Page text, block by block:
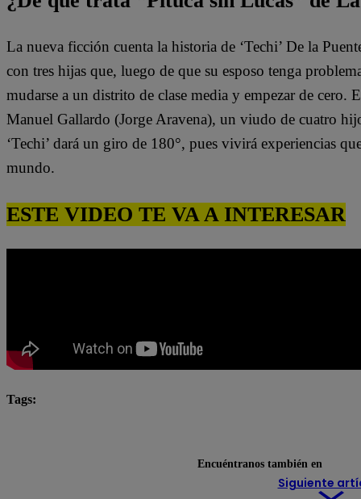
La nueva ficción cuenta la historia de ‘Techi’ De la
con tres hijas que, luego de que su esposo tenga
mudarse a un distrito de clase media y empezar de cero.
Manuel Gallardo (Jorge Aravena), un viudo de cuatro
‘Techi’ dará un giro de 180°, pues vivirá experiencias
mundo.
ESTE VIDEO TE VA A INTERESAR
Tags:
Siguiente
Encuéntranos también en